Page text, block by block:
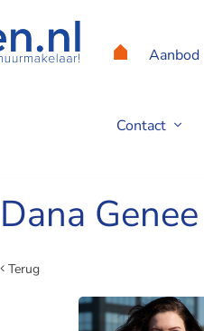
Aanbod
Contact
Dana Genee
Terug